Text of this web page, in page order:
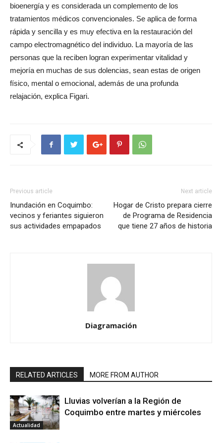
bioenergía y es considerada un complemento de los
tratamientos médicos convencionales. Se aplica de forma
rápida y sencilla y es muy efectiva en la restauración del
campo electromagnético del individuo. La mayoría de las
personas que la reciben logran experimentar vitalidad y
mejoría en muchas de sus dolencias, sean estas de origen
físico, mental o emocional, además de una profunda
relajación, explica Figari.
Previous article
Inundación en Coquimbo:
vecinos y feriantes siguieron
sus actividades empapados
Next article
Hogar de Cristo prepara cierre
de Programa de Residencia
que tiene 27 años de historia
Diagramación
RELATED ARTICLES MORE FROM AUTHOR
Actualidad
Lluvias volverían a la Región de
Coquimbo entre martes y miércoles